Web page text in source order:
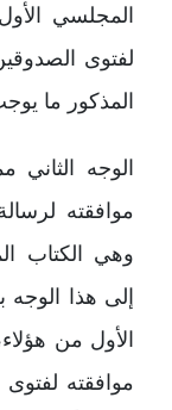
المجلسي
لفتوى
المذكور ما
الوجه الثاني
موافقته
وهي الكتاب
إلى هذا
الأول من
موافقته